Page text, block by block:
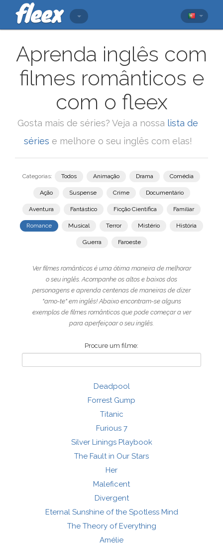
Aprenda inglês com
filmes românticos e
com o fleex
Gosta mais de séries? Veja a nossa lista de
séries e melhore o seu inglês com elas!
Categorias: Todos Animação Drama Comédia
Ação Suspense Crime Documentário
Aventura Fantástico Ficção Científica Familiar
Romance Musical Terror Mistério História
Guerra Faroeste
Ver filmes românticos é uma ótima maneira de melhorar
o seu inglês. Acompanhe os altos e baixos dos
personagens e aprenda centenas de maneiras de dizer
"amo-te" em inglês! Abaixo encontram-se alguns
exemplos de filmes românticos que pode começar a ver
para aperfeiçoar o seu inglês.
Procure um filme:
Deadpool
Forrest Gump
Titanic
Furious 7
Silver Linings Playbook
The Fault in Our Stars
Her
Maleficent
Divergent
Eternal Sunshine of the Spotless Mind
The Theory of Everything
Amélie